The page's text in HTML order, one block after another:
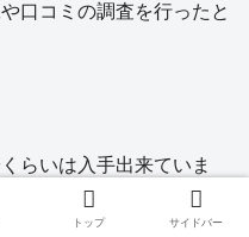
口コミの調査を行ったと
らいは入手出来ていま
トップ サイドバー